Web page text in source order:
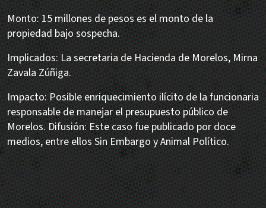
Monto: 15 millones de pesos es el monto de la
propiedad bajo sospecha.
Implicados: La secretaria de Hacienda de Morelos, Mirna
Zavala Zúñiga.
Impacto: Posible enriquecimiento ilícito de la funcionaria
responsable de manejar el presupuesto público de
Morelos. Difusión: Este caso fue publicado por doce
medios, entre ellos Sin Embargo y Animal Político.